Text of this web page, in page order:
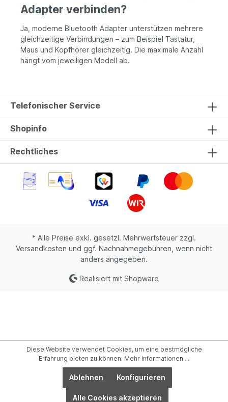
Adapter verbinden?
Ja, moderne Bluetooth Adapter unterstützen mehrere
gleichzeitige Verbindungen – zum Beispiel Tastatur,
Maus und Kopfhörer gleichzeitig. Die maximale Anzahl
hängt vom jeweiligen Modell ab.
Telefonischer Service
Shopinfo
Rechtliches
* Alle Preise exkl. gesetzl. Mehrwertsteuer zzgl.
Versandkosten und ggf. Nachnahmegebühren, wenn nicht
anders angegeben.
Realisiert mit Shopware
Diese Website verwendet Cookies, um eine bestmögliche
Erfahrung bieten zu können. Mehr Informationen ...
Ablehnen Konfigurieren
Alle Cookies akzeptieren